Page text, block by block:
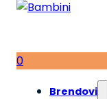
0
Brendovi